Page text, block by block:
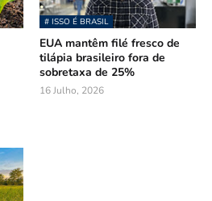
# ISSO É BRASIL
EUA mantêm filé fresco de
tilápia brasileiro fora de
sobretaxa de 25%
16 Julho, 2026